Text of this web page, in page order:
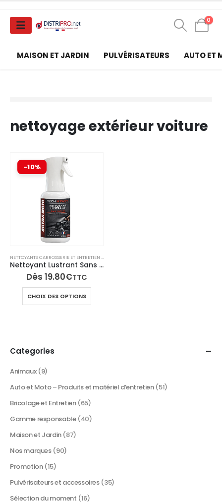
0
MAISON ET JARDIN PULVÉRISATEURS AUTO ET
nettoyage extérieur voiture
-10%
Nettoyant Lustrant Sans Rinçage – Intérieur & Extérieur Auto/Moto – 500 ml – TECH N’FAST
Dès 19.80€TTC
CHOIX DES OPTIONS
produit
choisies
page
Categories
Animaux (9)
Auto et Moto – Produits et matériel d’entretien (51)
Bricolage et Entretien (65)
Gamme responsable (40)
Maison et Jardin (87)
Nos marques (90)
Promotion (15)
Pulvérisateurs et accessoires (35)
Sélection du moment (16)